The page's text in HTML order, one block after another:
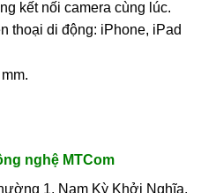
kết nối camera cùng lúc.
thoại di động: iPhone, iPad
nghệ MTCom
1, Nam Kỳ Khởi Nghĩa,